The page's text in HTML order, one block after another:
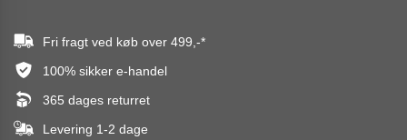
Fri fragt ved køb over 499,-*
100% sikker e-handel
365 dages returret
Levering 1-2 dage